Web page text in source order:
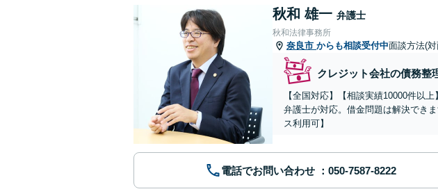
秋和 雄一 弁護士
秋和法律事務所
奈良市 からも相談受付中面談方法(
クレジット会社の債務整
【全国対応】【相談実績10000件以
弁護士が対応。借金問題は解決でき
ス利用可】
電話でお問い合わせ